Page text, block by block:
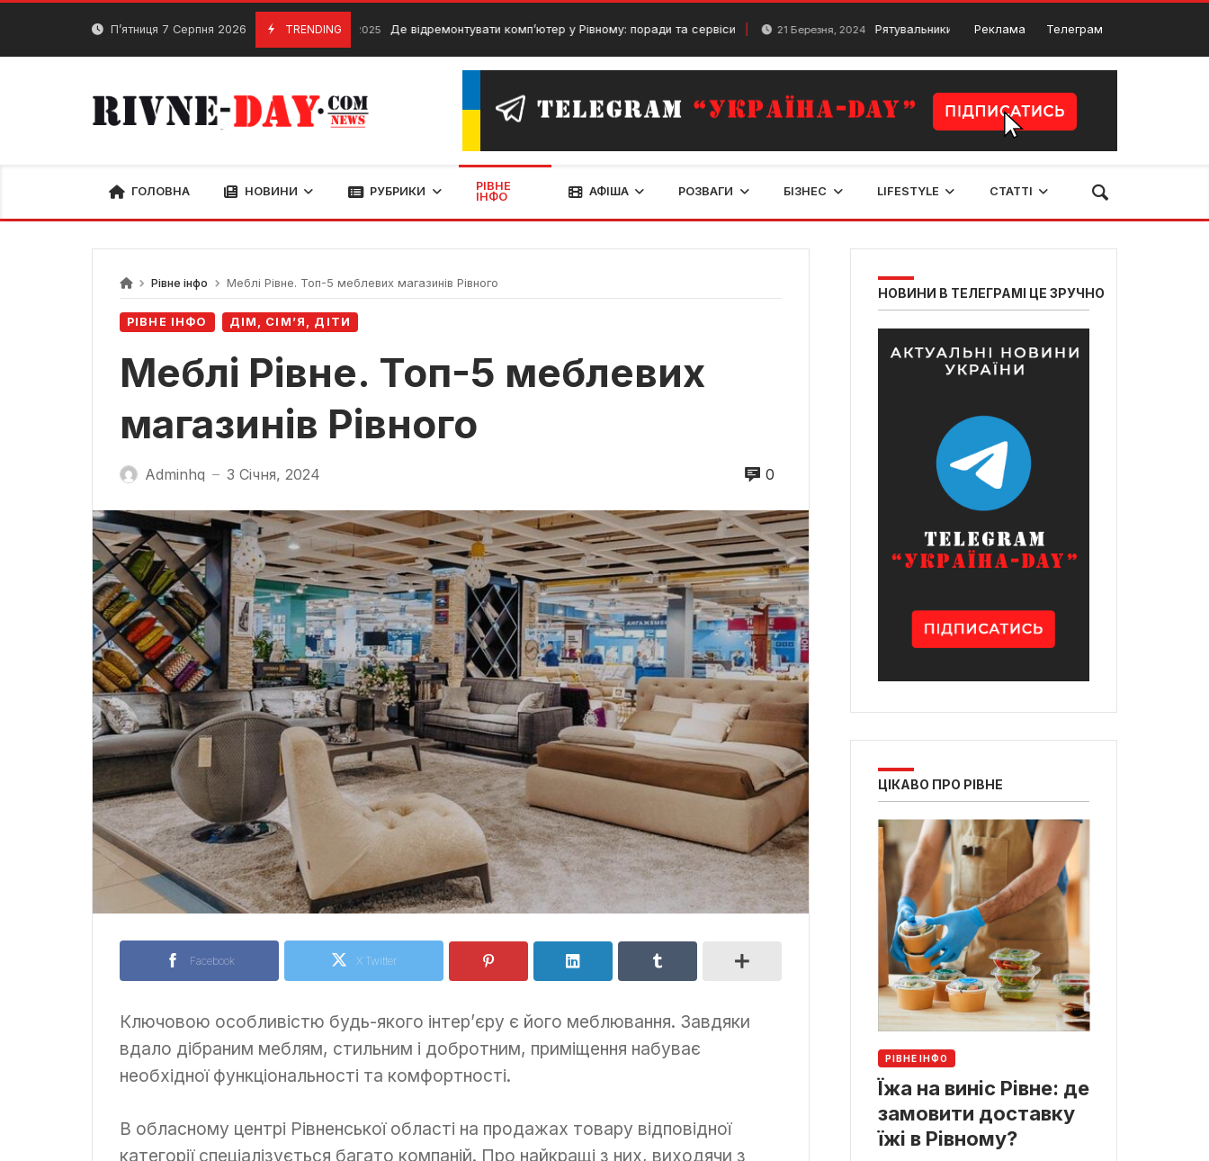
Skip
П’ятниця 7 Серпня 2026 TRENDING
22 Вересня, 2025 Де відремонтувати комп’ютер у Рівному: поради та сервіси 21 Березня, 2024 Рятувальники Рівного тренуються порятунку з-під завалів
Реклама Телеграм
ГОЛОВНА НОВИНИ РУБРИКИ
РІВНЕ
ІНФО
АФІША РОЗВАГИ БІЗНЕС LIFESTYLE СТАТТІ
Рівне інфо Меблі Рівне. Топ-5 меблевих магазинів Рівного
РІВНЕ ІНФО ДІМ, СІМ’Я, ДІТИ
Меблі Рівне. Топ-5 меблевих
магазинів Рівного
Adminhq — 3 Січня, 2024 0
Facebook X Twitter
Ключовою особливістю будь-якого інтер’єру є його меблювання. Завдяки
вдало дібраним меблям, стильним і добротним, приміщення набуває
необхідної функціональності та комфортності.
В обласному центрі Рівненської області на продажах товару відповідної
категорії спеціалізується багато компаній. Про найкращі з них, виходячи з
НОВИНИ В ТЕЛЕГРАМІ ЦЕ ЗРУЧНО
ЦІКАВО ПРО РІВНЕ
РІВНЕ ІНФО
Їжа на виніс Рівне: де
замовити доставку
їжі в Рівному?